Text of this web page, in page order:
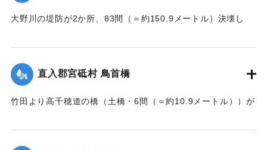
大野川の堤防が2か所、83間（＝約150.9メートル）決壊し
｜固有コード: 002680208
直入郡宮砥村 鳥首橋
竹田より高千穂道の橋（土橋・6間（＝約10.9メートル））が